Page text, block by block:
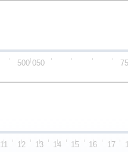
500 050
11 12 13 14 15 16 17